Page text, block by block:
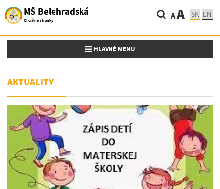
MŠ Belehradská
Oficiálne stránky AA SK EN
Toggle navigation
HLAVNÉ MENU
AKTUALITY